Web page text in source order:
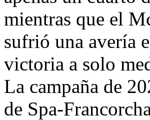
mientras que el
sufrió una avería
victoria a solo
La campaña de
de Spa-